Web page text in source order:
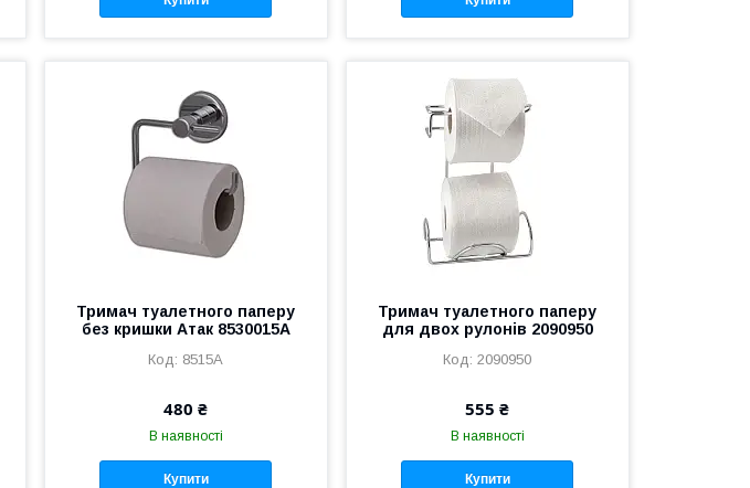
Тримач туалетного паперу
без кришки Атак 8530015A
8515А
480 ₴
В наявності
Купити
Тримач туалетного паперу
для двох рулонів 2090950
2090950
555 ₴
В наявності
Купити